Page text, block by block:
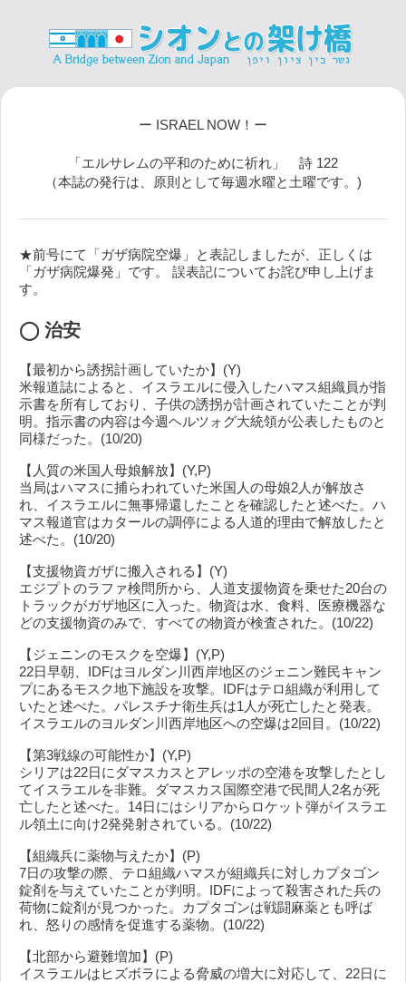
ー ISRAEL NOW！ー
「エルサレムの平和のために祈れ」 詩 122
（本誌の発行は、原則として毎週水曜と土曜です。)
★前号にて「ガザ病院空爆」と表記しましたが、正しくは
「ガザ病院爆発」です。 誤表記についてお詫び申し上げま
す。
◯ 治安
【最初から誘拐計画していたか】(Y)
米報道誌によると、イスラエルに侵入したハマス組織員が指
示書を所有しており、子供の誘拐が計画されていたことが判
明。指示書の内容は今週ヘルツォグ大統領が公表したものと
同様だった。(10/20)
【人質の米国人母娘解放】(Y,P)
当局はハマスに捕らわれていた米国人の母娘2人が解放さ
れ、イスラエルに無事帰還したことを確認したと述べた。ハ
マス報道官はカタールの調停による人道的理由で解放したと
述べた。(10/20)
【支援物資ガザに搬入される】(Y)
エジプトのラファ検問所から、人道支援物資を乗せた20台の
トラックがガザ地区に入った。物資は水、食料、医療機器な
どの支援物資のみで、すべての物資が検査された。(10/22)
【ジェニンのモスクを空爆】(Y,P)
22日早朝、IDFはヨルダン川西岸地区のジェニン難民キャン
プにあるモスク地下施設を攻撃。IDFはテロ組織が利用して
いたと述べた。パレスチナ衛生兵は1人が死亡したと発表。
イスラエルのヨルダン川西岸地区への空爆は2回目。(10/22)
【第3戦線の可能性か】(Y,P)
シリアは22日にダマスカスとアレッポの空港を攻撃したとし
てイスラエルを非難。ダマスカス国際空港で民間人2名が死
亡したと述べた。14日にはシリアからロケット弾がイスラエ
ル領土に向け2発発射されている。(10/22)
【組織兵に薬物与えたか】(P)
7日の攻撃の際、テロ組織ハマスが組織兵に対しカプタゴン
錠剤を与えていたことが判明。IDFによって殺害された兵の
荷物に錠剤が見つかった。カプタゴンは戦闘麻薬とも呼ば
れ、怒りの感情を促進する薬物。(10/22)
【北部から避難増加】(P)
イスラエルはヒズボラによる脅威の増大に対応して、22日に